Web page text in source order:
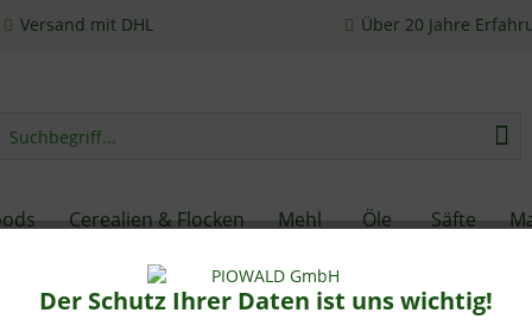
Versand mit DHL Über 20 Jahre
Cerealien & Flocken Mehl Öle Säfte
Der Schutz Ihrer Daten ist uns wichtig!